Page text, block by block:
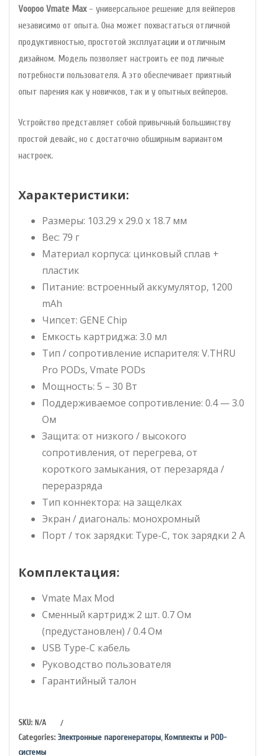
Voopoo Vmate Max– универсальное решение для вейперов
независимо от опыта. Она может похвастаться отличной
продуктивностью, простотой эксплуатации и отличным
дизайном. Модель позволяет настроить ее под личные
потребности пользователя. А это обеспечивает приятный
опыт парения как у новичков, так и у опытных вейперов.
Устройство представляет собой привычный большинству
простой девайс, но с достаточно обширным вариантом
настроек.
Характеристики:
Размеры: 103.29 x 29.0 x 18.7 мм
Вес: 79 г
Материал корпуса: цинковый сплав +
пластик
Питание: встроенный аккумулятор, 1200
mAh
Чипсет: GENE Chip
Емкость картриджа: 3.0 мл
Тип / сопротивление испарителя: V.THRU
Pro PODs, Vmate PODs
Мощность: 5 – 30 Вт
Поддерживаемое сопротивление: 0.4 — 3.0
Ом
Защита: от низкого / высокого
сопротивления, от перегрева, от
короткого замыкания, от перезаряда /
переразряда
Тип коннектора: на защелках
Экран / диагональ: монохромный
Порт / ток зарядки: Type-C, ток зарядки 2 А
Комплектация:
Vmate Max Mod
Сменный картридж 2 шт. 0.7 Ом
(предустановлен) / 0.4 Ом
USB Type-C кабель
Руководство пользователя
Гарантийный талон
SKU: N/A /
Categories: Электронные парогенераторы, Комплекты и POD-
системы